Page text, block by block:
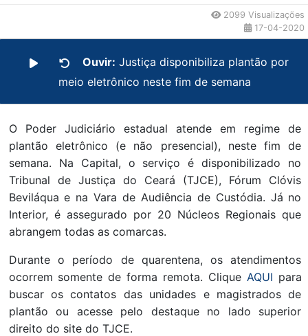
2099 Visualizações
17-04-2020
Ouvir: Justiça disponibiliza plantão por
meio eletrônico neste fim de semana
O Poder Judiciário estadual atende em regime de
plantão eletrônico (e não presencial), neste fim de
semana. Na Capital, o serviço é disponibilizado no
Tribunal de Justiça do Ceará (TJCE), Fórum Clóvis
Beviláqua e na Vara de Audiência de Custódia. Já no
Interior, é assegurado por 20 Núcleos Regionais que
abrangem todas as comarcas.
Durante o período de quarentena, os atendimentos
ocorrem somente de forma remota. Clique AQUI para
buscar os contatos das unidades e magistrados de
plantão ou acesse pelo destaque no lado superior
direito do site do TJCE.